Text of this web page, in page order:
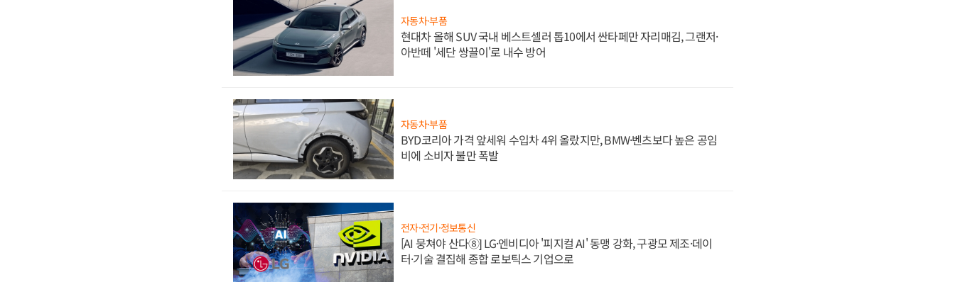
자동차·부품
현대차 올해 SUV 국내 베스트셀러 톱10에서 싼타페만 자리매김, 그랜저·
아반떼 '세단 쌍끌이'로 내수 방어
자동차·부품
BYD코리아 가격 앞세워 수입차 4위 올랐지만, BMW·벤츠보다 높은 공임
비에 소비자 불만 폭발
전자·전기·정보통신
[AI 뭉쳐야 산다⑧] LG·엔비디아 '피지컬 AI' 동맹 강화, 구광모 제조·데이
터·기술 결집해 종합 로보틱스 기업으로